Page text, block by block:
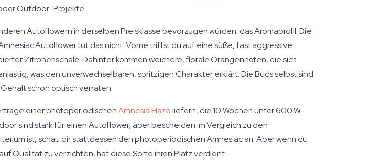
Outdoor-Projekte.
Autoflowern in derselben Preisklasse bevorzugen würden: das Aromaprofil. Die
Autoflower tut das nicht. Vorne triffst du auf eine süße, fast aggressive
Zitronenschale. Dahinter kommen weichere, florale Orangennoten, die sich
was den unverwechselbaren, spritzigen Charakter erklärt. Die Buds selbst sind
schon optisch verraten.
einer photoperiodischenAmnesia Hazeliefern, die 10 Wochen unter 600 W
sind stark für einen Autoflower, aber bescheiden im Vergleich zu den
ist, schau dir stattdessen den photoperiodischen Amnesiac an. Aber wenn du
Qualität zu verzichten, hat diese Sorte ihren Platz verdient.